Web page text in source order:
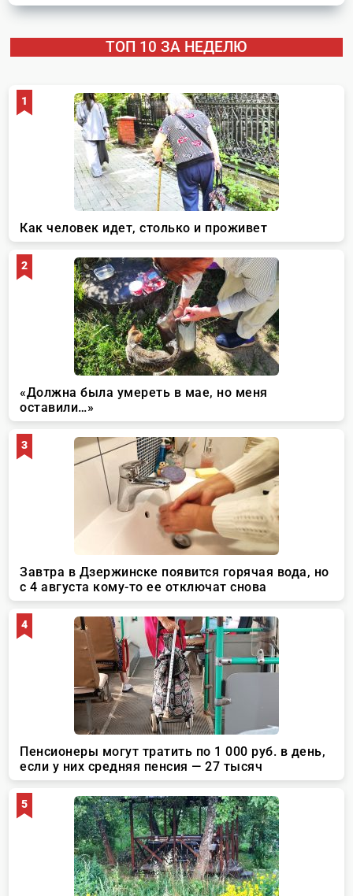
ТОП 10 ЗА НЕДЕЛЮ